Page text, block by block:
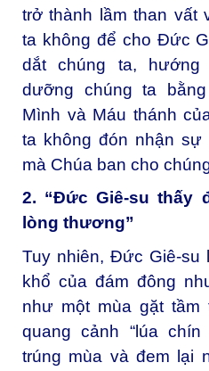
trở thành lầm than vất
ta không để cho Đức
dắt chúng ta,
dưỡng chúng ta
Mình và Máu thánh
ta không đón nhận
mà Chúa ban cho
2. “Đức Giê-su thấy
lòng thương”
Tuy nhiên, Đức Giê-su
khổ của đám đông
như một mùa gặt
quang cảnh “lúa
trúng mùa và đem lại